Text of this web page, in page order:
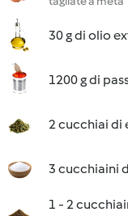
30 g di olio
1200 g di
2 cucchiai di
3 cucchiaini
1 - 2